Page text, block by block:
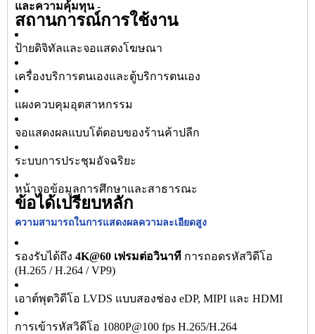
และความคุ้มทุน-
สถานการณ์การใช้งาน
ป้ายดิจิทัลและจอแสดงโฆษณา
เครื่องบริการตนเองและตู้บริการตนเอง
แผงควบคุมอุตสาหกรรม
จอแสดงผลแบบโต้ตอบของร้านค้าปลีก
ระบบการประชุมอัจฉริยะ
หน้าจอข้อมูลการศึกษาและสาธารณะ
ข้อได้เปรียบหลัก
ความสามารถในการแสดงผลความละเอียดสูง
รองรับได้ถึง 4K@60 เฟรมต่อวินาที การถอดรหัสวิดีโอ
(H.265 / H.264 / VP9)
เอาต์พุตวิดีโอ LVDS แบบสองช่อง eDP, MIPI และ HDMI
การเข้ารหัสวิดีโอ 1080P@100 fps H.265/H.264